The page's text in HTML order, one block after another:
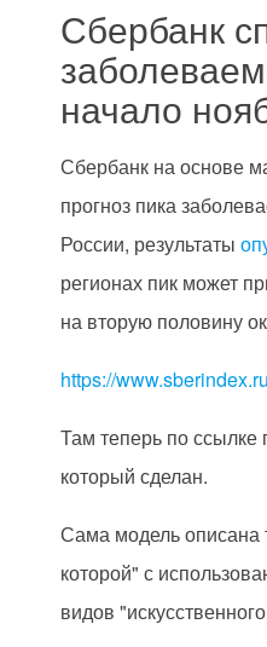
Сбербанк
начало
Сбербанк на основе
прогноз пика
России, результаты
регионах пик может
на вторую половину
https://
Там теперь по ссылке
который сделан.
Сама модель описана
которой" с
видов